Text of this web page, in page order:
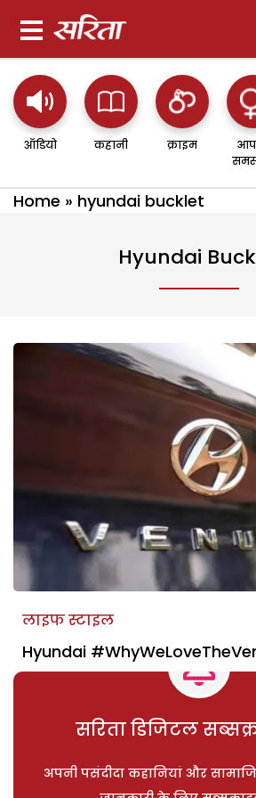
ऑडियो कहानी क्राइम
Home » hyundai bucklet
Hyundai
लाइफ स्टाइल
Hyundai
सरिता डिजिटल
अपनी पसंदीदा कहानियां और